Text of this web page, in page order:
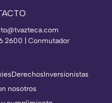
2600 | Conmutador
DerechosInversionistas
nosotros